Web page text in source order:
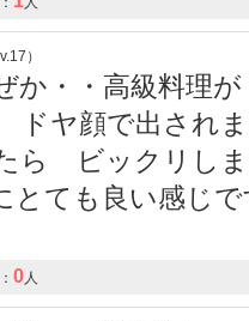
）
・・高級料理
ドヤ顔で出され
ら ビックリし
とても良い感じ
0人